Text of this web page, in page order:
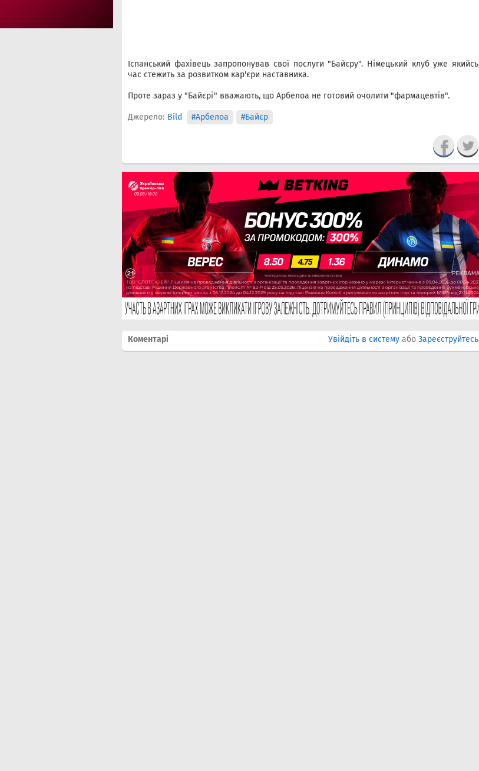
Іспанський фахівець запропонував свої послуги "Байєру". Німецький клуб уже якийсь
час стежить за розвитком кар'єри наставника.
Проте зараз у "Байєрі" вважають, що Арбелоа не готовий очолити "фармацевтів".
Джерело: Bild #Арбелоа #Байєр
Коментарі Увійдіть в систему або Зареєструйтесь